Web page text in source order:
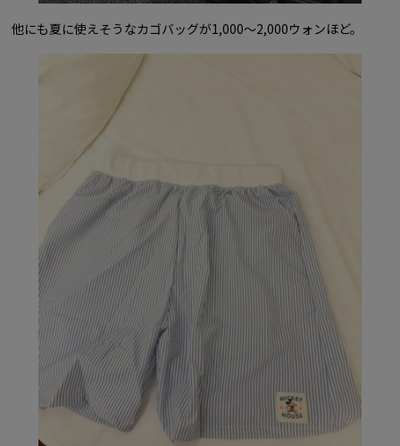
他にも夏に使えそうなカゴバッグが1,000〜2,000ウォンほど。